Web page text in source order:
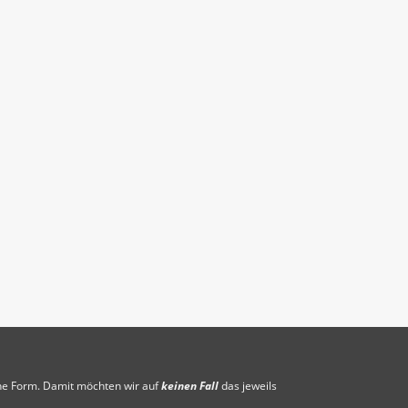
Form. Damit möchten wir aufkeinen Fall das jeweils